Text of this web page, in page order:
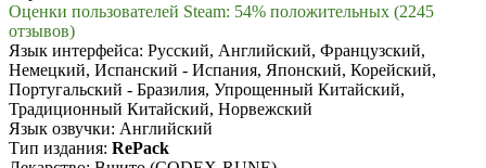
Оценки пользователей Steam: 54% положительных (2245
отзывов)
Язык интерфейса: Русский, Английский, Французский,
Немецкий, Испанский - Испания, Японский, Корейский,
Португальский - Бразилия, Упрощенный Китайский,
Традиционный Китайский, Норвежский
Язык озвучки: Английский
Тип издания: RePack